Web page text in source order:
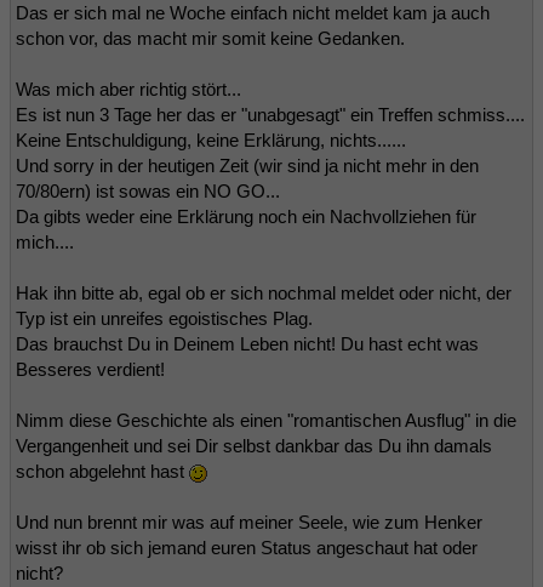
Das er sich mal ne Woche einfach nicht meldet kam ja auch
schon vor, das macht mir somit keine Gedanken.
Was mich aber richtig stört...
Es ist nun 3 Tage her das er "unabgesagt" ein Treffen schmiss....
Keine Entschuldigung, keine Erklärung, nichts......
Und sorry in der heutigen Zeit (wir sind ja nicht mehr in den
70/80ern) ist sowas ein NO GO...
Da gibts weder eine Erklärung noch ein Nachvollziehen für
mich....
Hak ihn bitte ab, egal ob er sich nochmal meldet oder nicht, der
Typ ist ein unreifes egoistisches Plag.
Das brauchst Du in Deinem Leben nicht! Du hast echt was
Besseres verdient!
Nimm diese Geschichte als einen "romantischen Ausflug" in die
Vergangenheit und sei Dir selbst dankbar das Du ihn damals
schon abgelehnt hast
Und nun brennt mir was auf meiner Seele, wie zum Henker
wisst ihr ob sich jemand euren Status angeschaut hat oder
nicht?